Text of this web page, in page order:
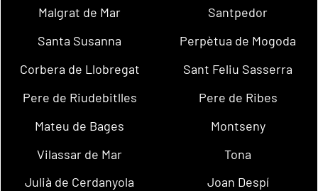
Malgrat de Mar
Santpedor
Santa Susanna
Perpètua de Mogoda
Corbera de Llobregat
Sant Feliu Sasserra
Pere de Riudebitlles
Pere de Ribes
Mateu de Bages
Montseny
Vilassar de Mar
Tona
Julià de Cerdanyola
Joan Despí